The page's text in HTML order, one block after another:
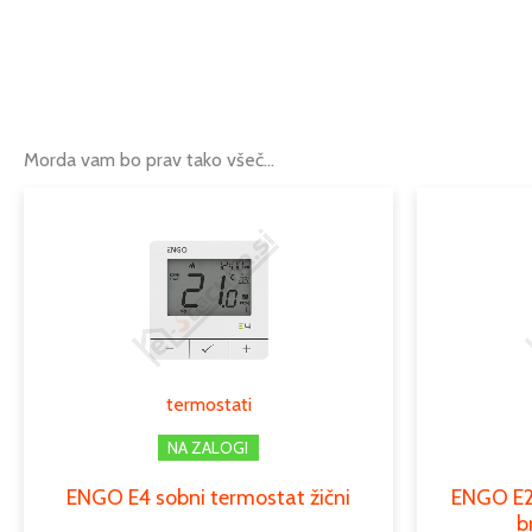
Morda vam bo prav tako všeč…
termostati
NA ZALOGI
ENGO E4 sobni termostat žičniizdelka
ENGO